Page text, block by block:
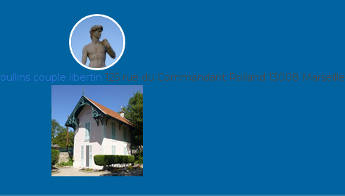
oullins couple libertin 125 rue du Commandant Rolland 13008 Marseille